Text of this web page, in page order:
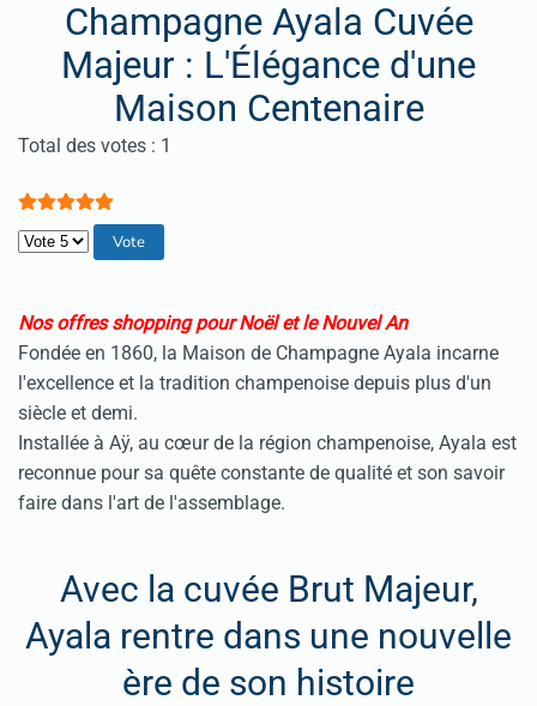
Champagne Ayala Cuvée
Majeur : L'Élégance d'une
Maison Centenaire
Vote utilisateur:5/
Total des votes : 1
Veuillez voter
Nos offres shopping pour Noël et le Nouvel An
Fondée en 1860, la Maison de Champagne Ayala incarne
l'excellence et la tradition champenoise depuis plus d'un
siècle et demi.
Installée à Aÿ, au cœur de la région champenoise, Ayala est
reconnue pour sa quête constante de qualité et son savoir
faire dans l'art de l'assemblage.
Avec la cuvée Brut Majeur,
Ayala rentre dans une nouvelle
ère de son histoire